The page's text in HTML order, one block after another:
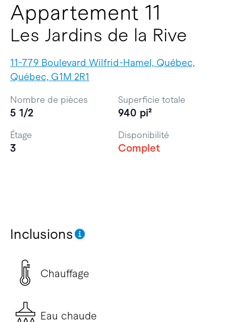
Appartement 11
Les Jardins de la Rive
11-779 Boulevard Wilfrid-Hamel, Québec,
Québec, G1M 2R1
Inclusions
Chauffage
Eau chaude
Nombre de pièces
5 1/2
Superficie totale
940 pi²
Étage
3
Disponibilité
Complet